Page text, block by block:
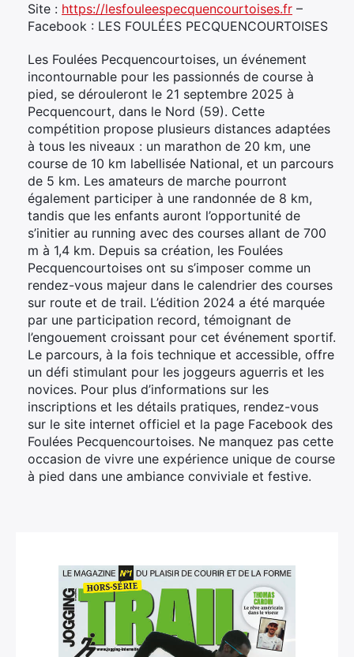
Site : https://lesfouleespecquencourtoises.fr –
Facebook : LES FOULÉES PECQUENCOURTOISES
Les Foulées Pecquencourtoises, un événement
incontournable pour les passionnés de course à
pied, se dérouleront le 21 septembre 2025 à
Pecquencourt, dans le Nord (59). Cette
compétition propose plusieurs distances adaptées
à tous les niveaux : un marathon de 20 km, une
course de 10 km labellisée National, et un parcours
de 5 km. Les amateurs de marche pourront
également participer à une randonnée de 8 km,
tandis que les enfants auront l’opportunité de
s’initier au running avec des courses allant de 700
m à 1,4 km. Depuis sa création, les Foulées
Pecquencourtoises ont su s’imposer comme un
rendez-vous majeur dans le calendrier des courses
sur route et de trail. L’édition 2024 a été marquée
par une participation record, témoignant de
l’engouement croissant pour cet événement sportif.
Le parcours, à la fois technique et accessible, offre
un défi stimulant pour les joggeurs aguerris et les
novices. Pour plus d’informations sur les
inscriptions et les détails pratiques, rendez-vous
sur le site internet officiel et la page Facebook des
Foulées Pecquencourtoises. Ne manquez pas cette
occasion de vivre une expérience unique de course
à pied dans une ambiance conviviale et festive.